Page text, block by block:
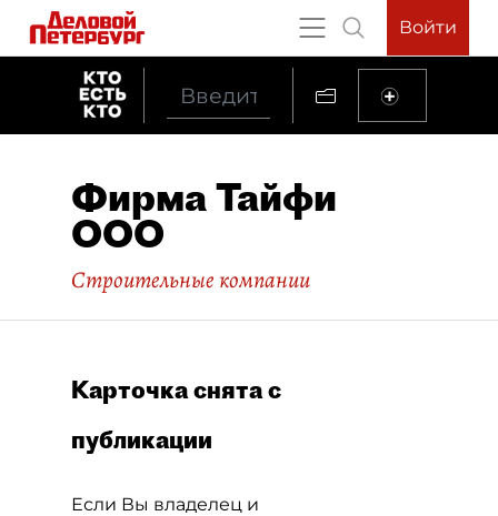
Войти
Фирма Тайфи
ООО
Строительные компании
Карточка снята с
публикации
Если Вы владелец и